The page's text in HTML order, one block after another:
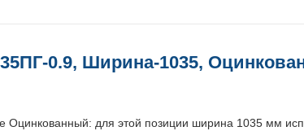
0.9, Ширина-1035,
для этой позиции ширина 1035 мм